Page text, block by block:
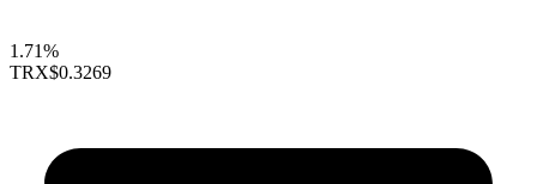
1.71%
TRX$0.3269